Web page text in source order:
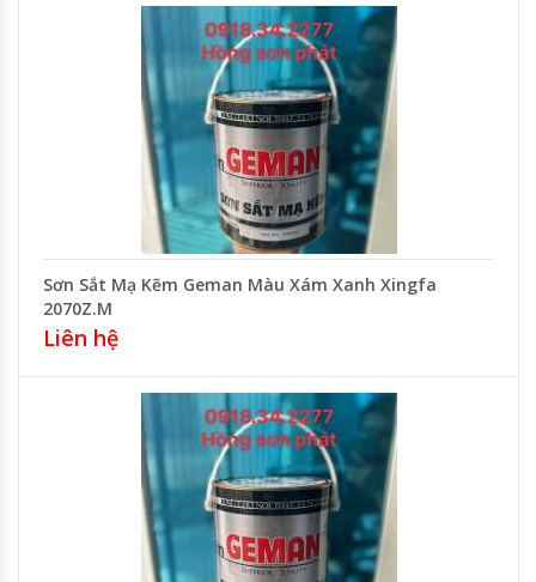
Sơn Sắt Mạ Kẽm Geman Màu Xám Xanh Xingfa
2070Z.M
Liên hệ